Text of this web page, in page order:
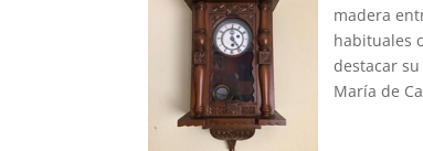
madera
habituales
destacar
María de